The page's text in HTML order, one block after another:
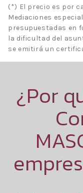
(*) El precio es por
Mediaciones
presupuestadas en
la dificultad del
se emitirá un
¿Por